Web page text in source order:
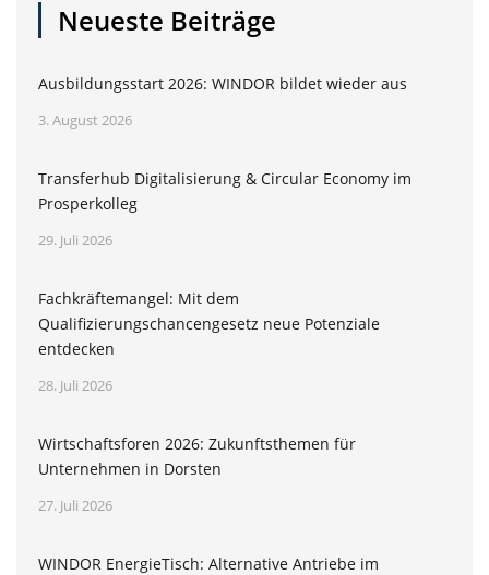
Neueste Beiträge
Ausbildungsstart 2026: WINDOR bildet wieder aus
3. August 2026
Transferhub Digitalisierung & Circular Economy im
Prosperkolleg
29. Juli 2026
Fachkräftemangel: Mit dem
Qualifizierungschancengesetz neue Potenziale
entdecken
28. Juli 2026
Wirtschaftsforen 2026: Zukunftsthemen für
Unternehmen in Dorsten
27. Juli 2026
WINDOR EnergieTisch: Alternative Antriebe im